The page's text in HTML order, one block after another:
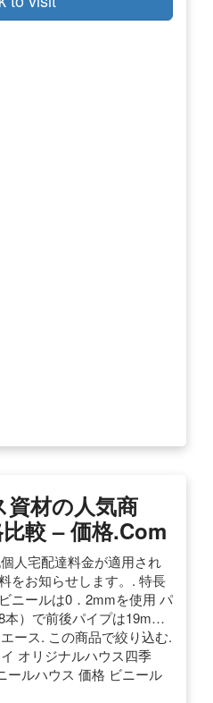
資材の人気商
較 – 価格.com
人宅配達料金が適用され
をお知らせします。. 特長
ニールは0．2mmを使用 パ
本）で前後パイプは19m…
ース. この商品で絞り込む.
オリジナルハウス四季
ールハウス 価格 ビニール